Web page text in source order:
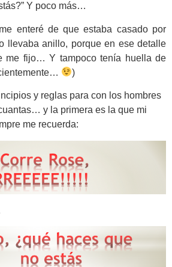
Y poco más…
enteré de que estaba casado por
llevaba anillo, porque en ese detalle
me fijo… Y tampoco tenía huella de
)
y reglas para con los hombres
y la primera es la que mi
me recuerda: